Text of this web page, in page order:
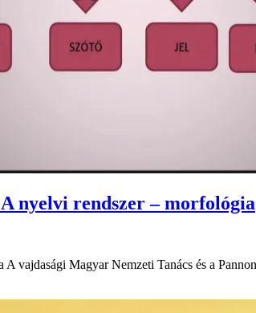
nyelvi rendszer – morfológia
vajdasági Magyar Nemzeti Tanács és a